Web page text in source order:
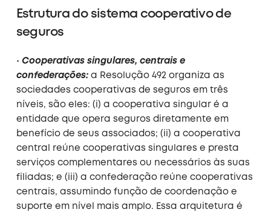
Estrutura do sistema cooperativo de
seguros
• Cooperativas singulares, centrais e
confederações: a Resolução 492 organiza as
sociedades cooperativas de seguros em três
níveis, são eles: (i) a cooperativa singular é a
entidade que opera seguros diretamente em
benefício de seus associados; (ii) a cooperativa
central reúne cooperativas singulares e presta
serviços complementares ou necessários às suas
filiadas; e (iii) a confederação reúne cooperativas
centrais, assumindo função de coordenação e
suporte em nível mais amplo. Essa arquitetura é